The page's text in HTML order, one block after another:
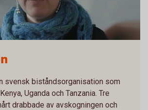
svensk biståndsorganisation som
Uganda och Tanzania. Tre
drabbade av avskogningen och